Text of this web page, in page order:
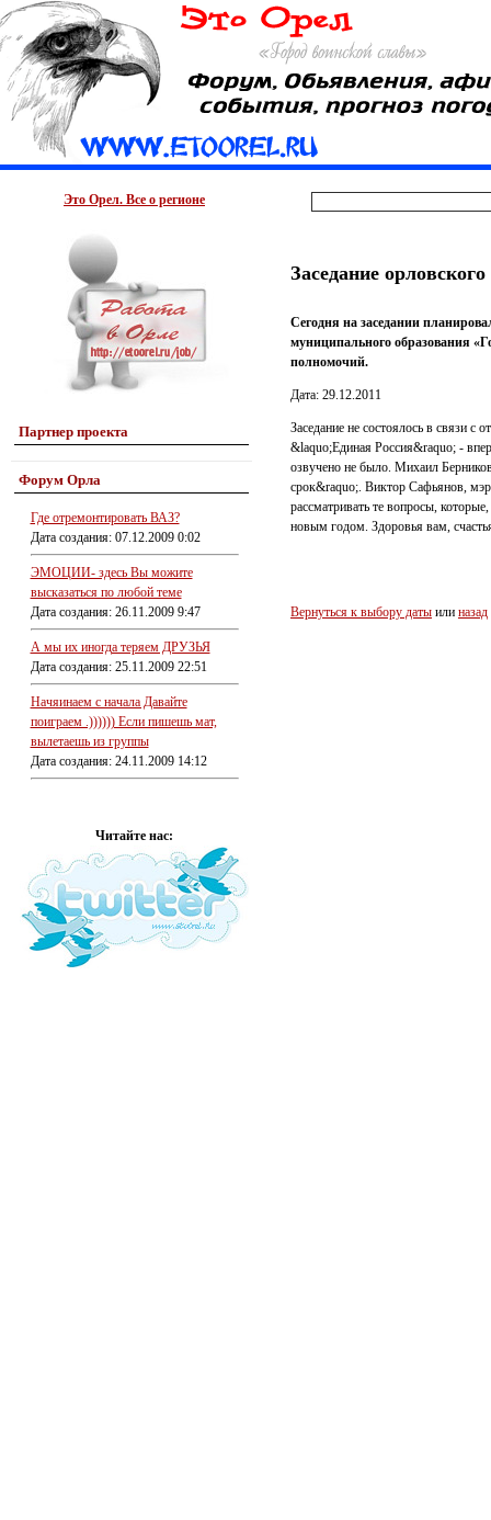
Это Орел. Все о регионе
Партнер проекта
Форум Орла
Где отремонтировать ВАЗ?
Дата создания: 07.12.2009 0:02
ЭМОЦИИ- здесь Вы можите
высказаться по любой теме
Дата создания: 26.11.2009 9:47
А мы их иногда теряем ДРУЗЬЯ
Дата создания: 25.11.2009 22:51
Начяинаем с начала Давайте
поиграем .)))))) Если пишешь мат,
вылетаешь из группы
Дата создания: 24.11.2009 14:12
Читайте нас:
Заседание
Сегодня на заседании
муниципального образования
полномочий.
Дата: 29.12.2011
Заседание не состоялось в связи с
&laquo;Единая Россия&raquo; -
озвучено не было. Михаил
срок&raquo;. Виктор Сафьянов,
рассматривать те вопросы,
новым годом. Здоровья вам,
Вернуться к выбору даты или назад